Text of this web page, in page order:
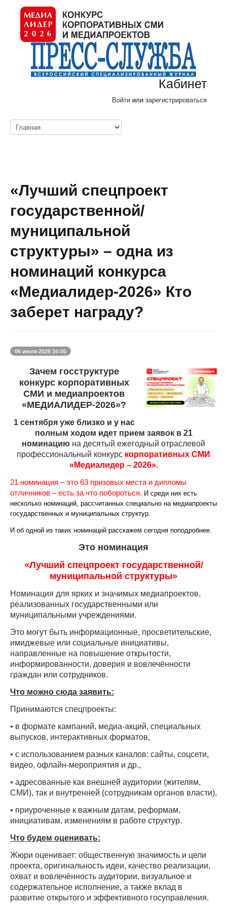
Кабинет
Войти или зарегистрироваться
«Лучший спецпроект
государственной/
муниципальной
структуры» – одна из
номинаций конкурса
«Медиалидер-2026» Кто
заберет награду?
06 июля 2026 16:05
Зачем госструктуре
конкурс корпоративных
СМИ и медиапроектов
«МЕДИАЛИДЕР-2026»?
1 сентября уже близко и у нас
полным ходом идет прием заявок в 21
номинацию на десятый ежегодный отраслевой
профессиональный конкурс корпоративных СМИ
«Медиалидер – 2026».
21 номинация – это 63 призовых места и дипломы
отличников – есть за что побороться. И среди них есть
несколько номинаций, рассчитанных специально на медиапроекты
государственных и муниципальных структур.
И об одной из таких номинаций расскажем сегодня поподробнее.
Это номинация
«Лучший спецпроект государственной/
муниципальной структуры»
Номинация для ярких и значимых медиапроектов,
реализованных государственными или
муниципальными учреждениями.
Это могут быть информационные, просветительские,
имиджевые или социальные инициативы,
направленные на повышение открытости,
информированности, доверия и вовлечённости
граждан или сотрудников.
Что можно сюда заявить:
Принимаются спецпроекты:
• в формате кампаний, медиа-акций, специальных
выпусков, интерактивных форматов,
• с использованием разных каналов: сайты, соцсети,
видео, офлайн-мероприятия и др.,
• адресованные как внешней аудитории (жителям,
СМИ), так и внутренней (сотрудникам органов власти),
• приуроченные к важным датам, реформам,
инициативам, изменениям в работе структур.
Что будем оценивать:
Жюри оценивает: общественную значимость и цели
проекта, оригинальность идеи, качество реализации,
охват и вовлечённость аудитории, визуальное и
содержательное исполнение, а также вклад в
развитие открытого и эффективного госуправления.